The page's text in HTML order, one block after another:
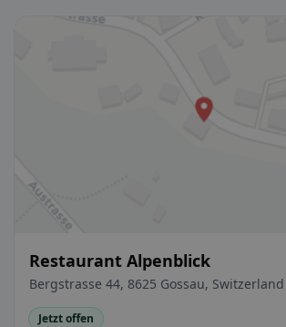
Restaurant Alpenblick
Bergstrasse 44, 8625 Gossau, Switzerland
Jetzt offen